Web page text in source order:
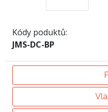
Kódy poduktů:
JMS-DC-BP